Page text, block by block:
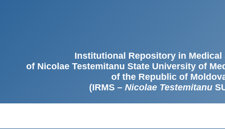
Institutional Repository in Medical
of Nicolae Testemitanu State University of
of the Republic of
(IRMS – Nicolae Testemitanu